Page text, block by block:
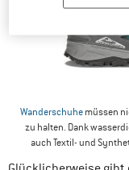
Wanderschuhemüssen
zu halten. Dank
auch Textil- und